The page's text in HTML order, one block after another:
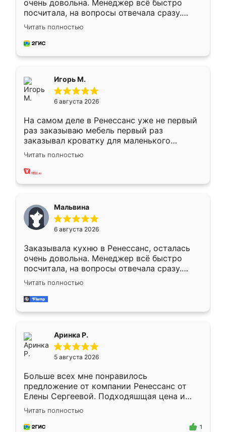
очень довольна. Менеджер всё быстро
посчитала, на вопросы отвечала сразу.
Замерщик приехал в субботу, подошёл к
делу со всей ответственностью. Собрали
за день, ребята работали аккуратно, даже
Читать полностью
Игорь М.
6 августа 2026
На самом деле в Ренессанс уже не первый
раз заказываю мебель первый раз
заказывал кроватку для маленького
ребёнка при его рождении ,во второй раз
заказал шкаф-купе. По качеству очень
хорошее сборка достаточно быстрая,
меньше, здесь же он более разнообразный.
Мне нравится ,если что-то потребуется из
мебели буду заказывать только здесь.
Читать полностью
Мальвина
6 августа 2026
Заказывала кухню в Ренессанс, осталась
очень довольна. Менеджер всё быстро
посчитала, на вопросы отвечала сразу.
Замерщик приехал в субботу, подошёл к
делу со всей ответственностью. Собрали
за день, ребята работали аккуратно, даже
Читать полностью
Аринка Р.
5 августа 2026
Больше всех мне понравилось
предложение от компании Ренессанс от
Елены Сергеевой. Подходяшщая цена и
короткие сроки изготовления. Приехавший
для замера сотрудник Владислав
предложил по моему эскизу самый
Читать полностью
1